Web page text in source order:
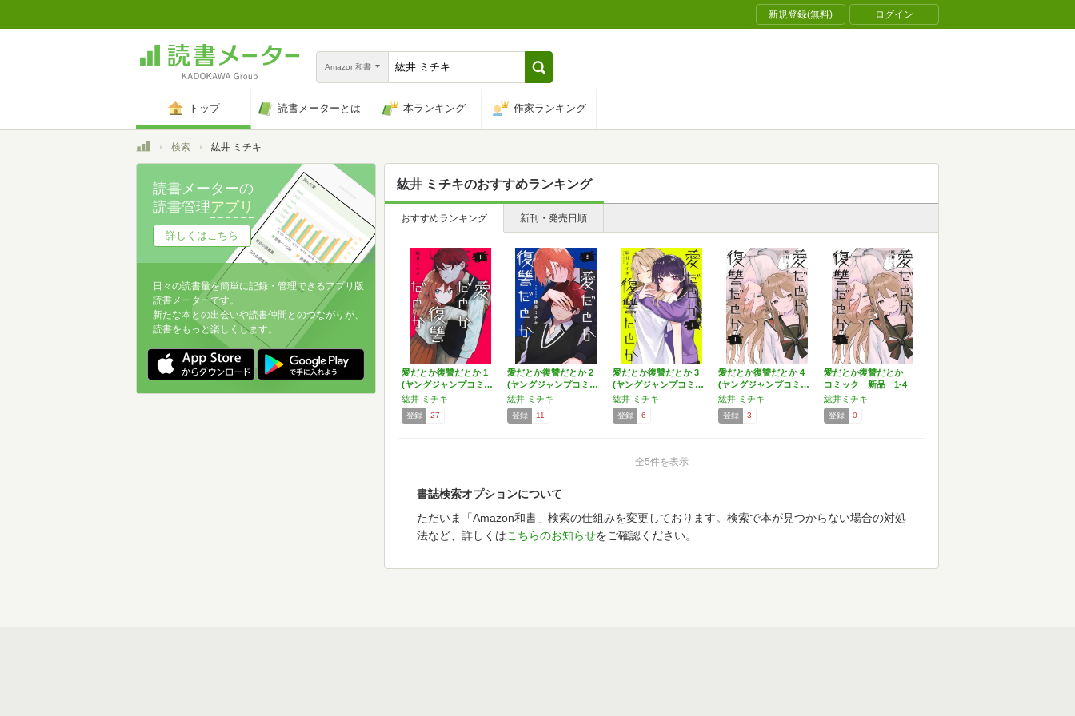
新規登録(無料) ログイン
Amazon和書
トップ 読書メーターとは 本ランキング 作家ランキング
トップ検索 紘井 ミチキ
紘井 ミチキのおすすめランキング
おすすめランキング 新刊・発売日順
愛だとか復讐だとか 1
(ヤングジャンプコミ…
紘井 ミチキ
登録 27
愛だとか復讐だとか 2
(ヤングジャンプコミ…
紘井 ミチキ
登録 11
愛だとか復讐だとか 3
(ヤングジャンプコミ…
紘井 ミチキ
登録 6
愛だとか復讐だとか 4
(ヤングジャンプコミ…
紘井 ミチキ
登録 3
愛だとか復讐だとか
コミック 新品 1-4
巻…
紘井ミチキ
登録 0
全5件を表示
書誌検索オプションについて
ただいま「Amazon和書」検索の仕組みを変更しております。検索で本が見つからない場合の対処
法など、詳しくはこちらのお知らせをご確認ください。
読書メーターの
読書管理アプリ
詳しくはこちら
日々の読書量を簡単に記録・管理できるアプリ版
読書メーターです。
新たな本との出会いや読書仲間とのつながりが、
読書をもっと楽しくします。